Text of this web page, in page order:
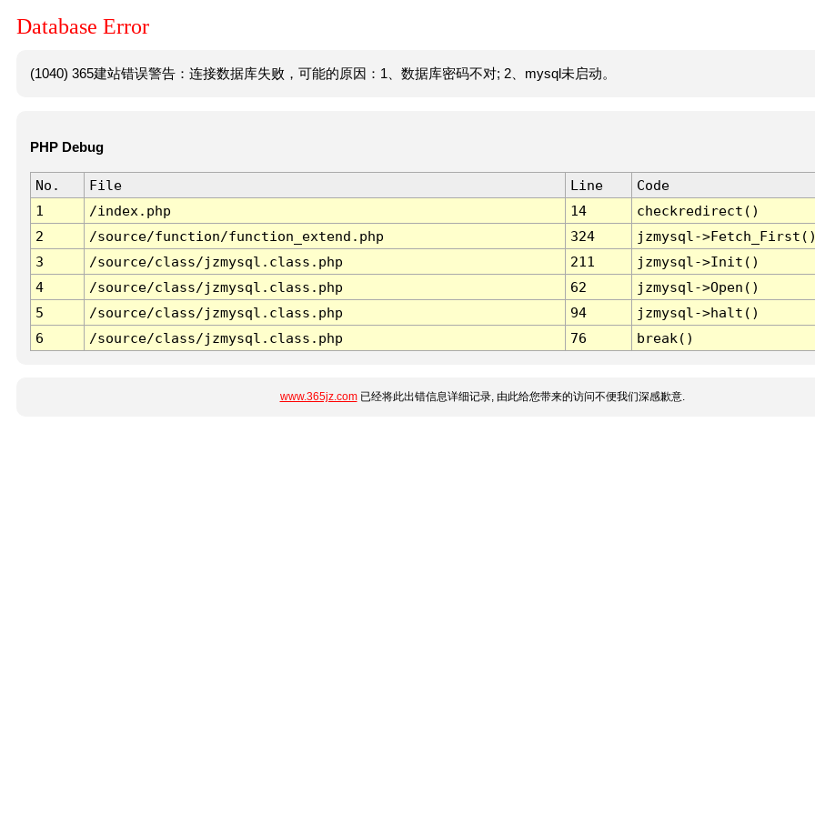
Database Error
(1040) 365建站错误警告：连接数据库失败，可能的原因：1、数据库密码不对; 2、mysql未启动。
PHP Debug
No. File Line
Code
1
/index.php 14
checkredirect()
2
/source/function/function_extend.php 324
jzmysql-
3
/source/class/jzmysql.class.php 211
jzmysql->Init()
4
/source/class/jzmysql.class.php 62
jzmysql->Open()
5
/source/class/jzmysql.class.php 94
jzmysql->halt()
6
/source/class/jzmysql.class.php 76 break()
www.365jz.com已经将此出错信息详细记录, 由此给您带来的访问不便我们深感歉意.